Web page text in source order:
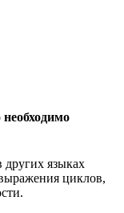
других языках
циклов,